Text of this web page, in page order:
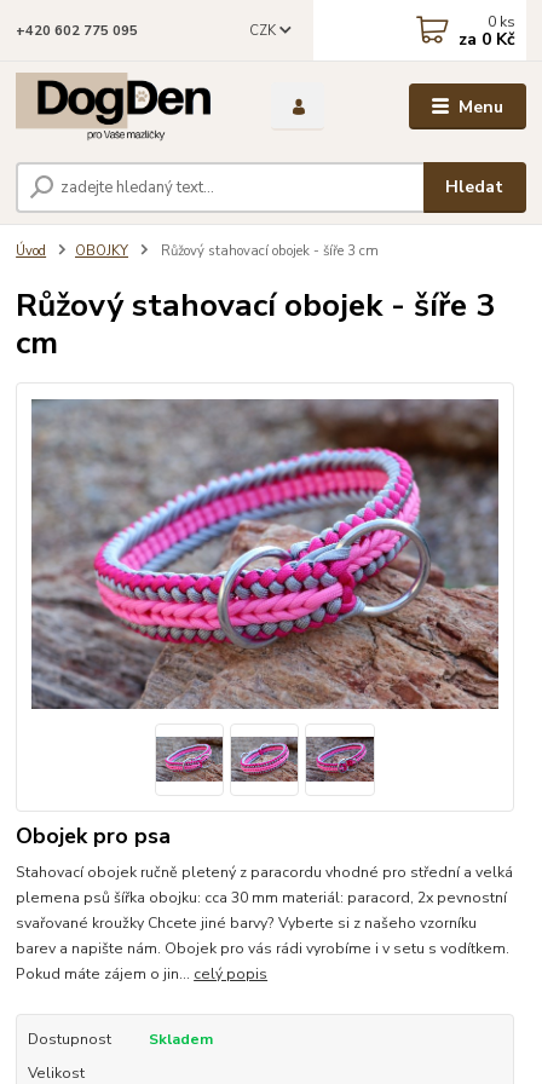
Menu
CZK
Hledat
+420 602 775 095 0 ks
za 0 Kč
Úvod OBOJKY Růžový stahovací obojek - šíře 3 cm
Růžový stahovací obojek - šíře 3
cm
Obojek pro psa
Stahovací obojek ručně pletený z paracordu vhodné pro střední a velká
plemena psů šířka obojku: cca 30 mm materiál: paracord, 2x pevnostní
svařované kroužky Chcete jiné barvy? Vyberte si z našeho vzorníku
barev a napište nám. Obojek pro vás rádi vyrobíme i v setu s vodítkem.
Pokud máte zájem o jin... celý popis
Dostupnost
Skladem
Velikost